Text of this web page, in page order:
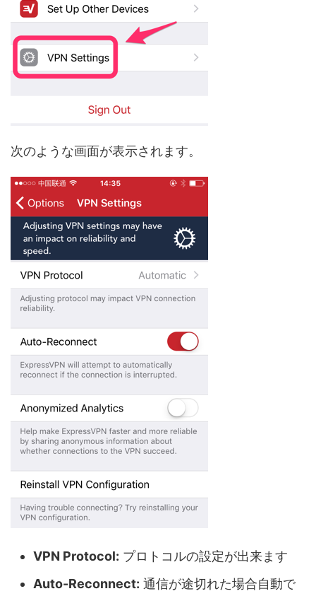
次のような画面が表示されます。
VPN Protocol: プロトコルの設定が出来ます
Auto-Reconnect: 通信が途切れた場合自動で